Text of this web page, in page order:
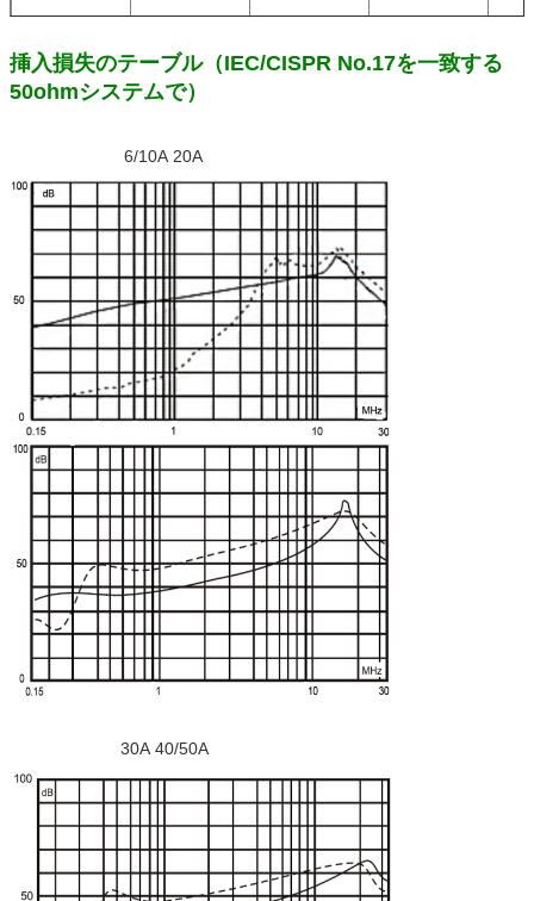
挿入損失のテーブル（IEC/CISPR No.17を一致する
50ohmシステムで）
6/10A 20A
30A 40/50A